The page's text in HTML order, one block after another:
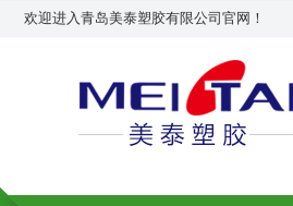
欢迎进入青岛美泰塑胶有限公司官网！